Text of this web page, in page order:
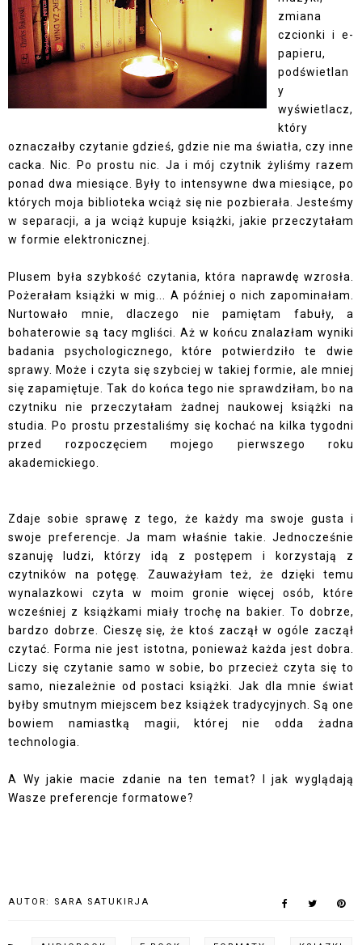
zmiana
czcionki i e-
papieru,
podświetlan
y
wyświetlacz,
który
oznaczałby czytanie gdzieś, gdzie nie ma światła, czy inne
cacka. Nic. Po prostu nic. Ja i mój czytnik żyliśmy razem
ponad dwa miesiące. Były to intensywne dwa miesiące, po
których moja biblioteka wciąż się nie pozbierała. Jesteśmy
w separacji, a ja wciąż kupuje książki, jakie przeczytałam
w formie elektronicznej.
Plusem była szybkość czytania, która naprawdę wzrosła.
Pożerałam książki w mig... A później o nich zapominałam.
Nurtowało mnie, dlaczego nie pamiętam fabuły, a
bohaterowie są tacy mgliści. Aż w końcu znalazłam wyniki
badania psychologicznego, które potwierdziło te dwie
sprawy. Może i czyta się szybciej w takiej formie, ale mniej
się zapamiętuje. Tak do końca tego nie sprawdziłam, bo na
czytniku nie przeczytałam żadnej naukowej książki na
studia. Po prostu przestaliśmy się kochać na kilka tygodni
przed rozpoczęciem mojego pierwszego roku
akademickiego.
Zdaje sobie sprawę z tego, że każdy ma swoje gusta i
swoje preferencje. Ja mam właśnie takie. Jednocześnie
szanuję ludzi, którzy idą z postępem i korzystają z
czytników na potęgę. Zauważyłam też, że dzięki temu
wynalazkowi czyta w moim gronie więcej osób, które
wcześniej z książkami miały trochę na bakier. To dobrze,
bardzo dobrze. Cieszę się, że ktoś zaczął w ogóle zaczął
czytać. Forma nie jest istotna, ponieważ każda jest dobra.
Liczy się czytanie samo w sobie, bo przecież czyta się to
samo, niezależnie od postaci książki. Jak dla mnie świat
byłby smutnym miejscem bez książek tradycyjnych. Są one
bowiem namiastką magii, której nie odda żadna
technologia.
A Wy jakie macie zdanie na ten temat? I jak wyglądają
Wasze preferencje formatowe?
AUTOR: SARA SATUKIRJA